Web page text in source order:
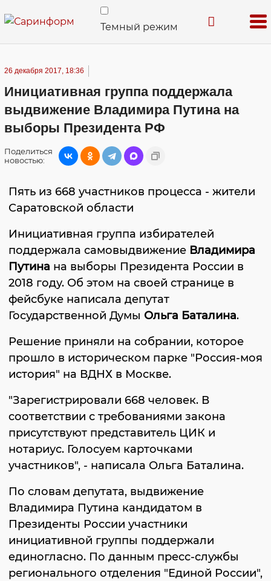
Темный режим
26 декабря 2017, 18:36
Инициативная группа поддержала
выдвижение Владимира Путина на
выборы Президента РФ
Поделиться
новостью:
Пять из 668 участников процесса - жители
Саратовской области
Инициативная группа избирателей
поддержала самовыдвижение Владимира
Путина на выборы Президента России в
2018 году. Об этом на своей странице в
фейсбуке написала депутат
Государственной Думы Ольга Баталина.
Решение приняли на собрании, которое
прошло в историческом парке "Россия-моя
история" на ВДНХ в Москве.
"Зарегистрировали 668 человек. В
соответствии с требованиями закона
присутствуют представитель ЦИК и
нотариус. Голосуем карточками
участников", - написала Ольга Баталина.
По словам депутата, выдвижение
Владимира Путина кандидатом в
Президенты России участники
инициативной группы поддержали
единогласно. По данным пресс-службы
регионального отделения "Единой России",